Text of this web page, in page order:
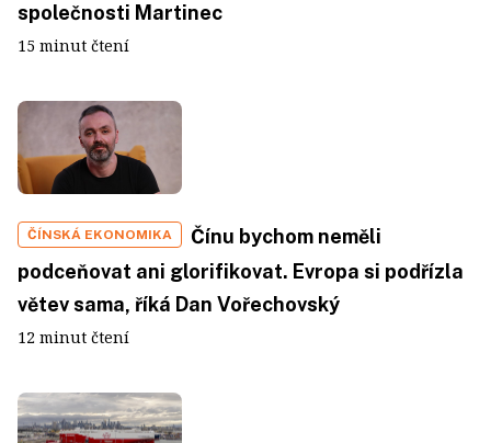
společnosti Martinec
15 minut čtení
ČÍNSKÁ EKONOMIKA
Čínu bychom neměli
podceňovat ani glorifikovat. Evropa si podřízla
větev sama, říká Dan Vořechovský
12 minut čtení